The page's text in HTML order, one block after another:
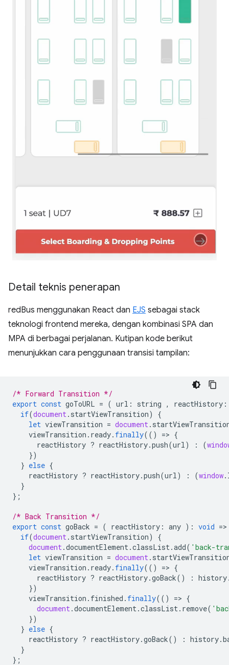
Detail teknis penerapan
redBus menggunakan React dan EJS sebagai stack
teknologi frontend mereka, dengan kombinasi SPA dan
MPA di berbagai perjalanan. Kutipan kode berikut
menunjukkan cara penggunaan transisi tampilan:
/* Forward Transition */
export const goToURL = ( url : string , reactHistory :
if(document . startViewTransition)
{
let viewTransition = document .
viewTransition . ready. finally(() => {
reactHistory ? reactHistory.push(url ) : (
})
} else {
reactHistory ? reactHistory.push(url ) : (window.
}
};
/* Back Transition */
export const goBack = ( reactHistory : any ) : void =>
if(document . startViewTransition)
{
document .documentElement .classList .add( 'back-
let viewTransition = document .
viewTransition . ready. finally(() => {
reactHistory ? reactHistory.goBack() : history
})
viewTransition . finished . finally(() => {
document .documentElement .classList . remove(
})
} else {
reactHistory ? reactHistory.goBack() : history.
}
};